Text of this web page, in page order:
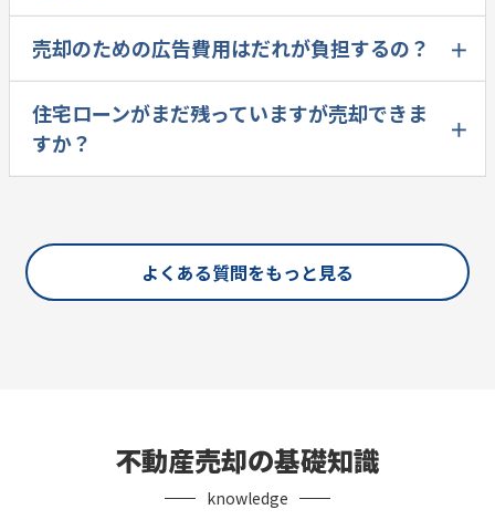
売却のための広告費用はだれが負担するの？
住宅ローンがまだ残っていますが売却できま
すか？
よくある質問をもっと見る
不動産売却の基礎知識
knowledge